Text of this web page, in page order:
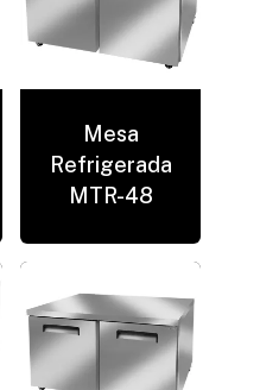
Mesa
Refrigerada
MTR-48